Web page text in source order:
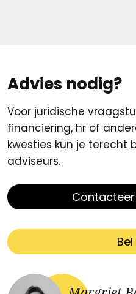
Advies nodig?
Voor juridische
financiering, hr of
kwesties kun je terecht
adviseurs.